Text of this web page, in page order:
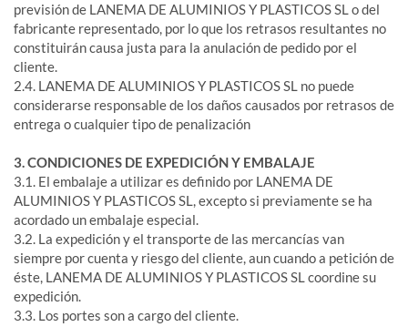
previsión de LANEMA DE ALUMINIOS Y PLASTICOS SL o del
fabricante representado, por lo que los retrasos resultantes no
constituirán causa justa para la anulación de pedido por el
cliente.
2.4. LANEMA DE ALUMINIOS Y PLASTICOS SL no puede
considerarse responsable de los daños causados por retrasos de
entrega o cualquier tipo de penalización
3. CONDICIONES DE EXPEDICIÓN Y EMBALAJE
3.1. El embalaje a utilizar es definido por LANEMA DE
ALUMINIOS Y PLASTICOS SL, excepto si previamente se ha
acordado un embalaje especial.
3.2. La expedición y el transporte de las mercancías van
siempre por cuenta y riesgo del cliente, aun cuando a petición de
éste, LANEMA DE ALUMINIOS Y PLASTICOS SL coordine su
expedición.
3.3. Los portes son a cargo del cliente.